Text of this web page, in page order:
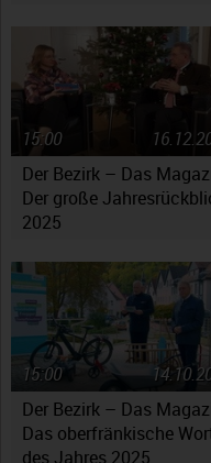
Der Bezirk – Das
Der große
2025
15:00
Der Bezirk – Das
Das oberfränkische
des Jahres 2025
15:00